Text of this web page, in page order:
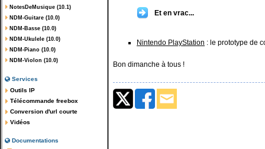
NotesDeMusique (10.1)
NDM-Guitare (10.0)
NDM-Basse (10.0)
NDM-Ukulele (10.0)
NDM-Piano (10.0)
NDM-Violon (10.0)
Services
Outils IP
Télécommande freebox
Conversion d'url courte
Vidéos
Documentations
Et en vrac...
Nintendo PlayStation : le prototype de
Bon dimanche à tous !